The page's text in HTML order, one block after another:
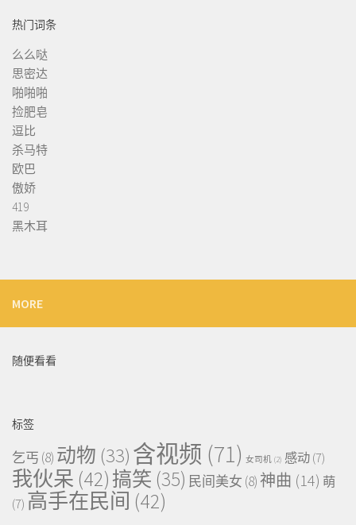
热门词条
么么哒
思密达
啪啪啪
捡肥皂
逗比
杀马特
欧巴
傲娇
419
黑木耳
MORE
随便看看
标签
乞丐 (8) 动物 (33)含视频 (71) 女司机 (2) 感动 (7)
我伙呆 (42)搞笑 (35) 民间美女 (8) 神曲 (14) 萌
(7) 高手在民间 (42)